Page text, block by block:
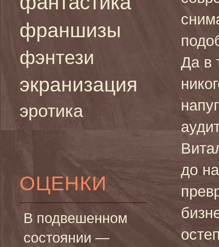
франшизы
фэнтези
экранизация
эротика
ОЦЕНКИ
В подвешенном
состоянии —
Да в
до